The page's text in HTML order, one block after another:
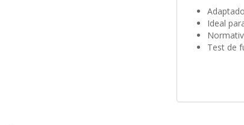
Ideal
Test de